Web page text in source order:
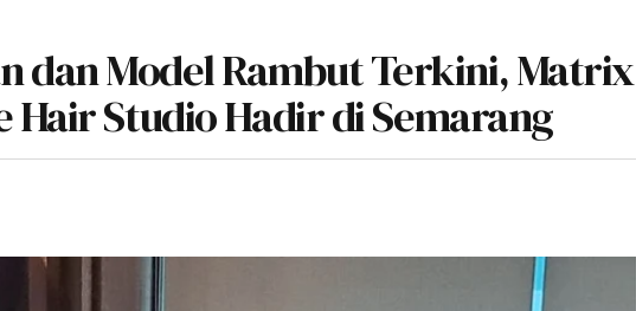
dan Model Rambut Terkini, Matrix
Hair Studio Hadir di Semarang